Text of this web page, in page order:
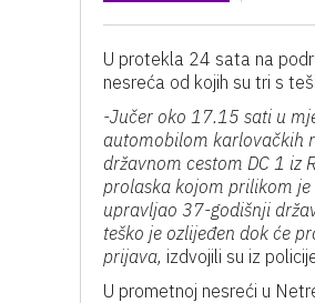
U protekla 24 sata na
nesreća od kojih su tri s
-Jučer oko 17.15 sati u
automobilom karlovačkih
državnom cestom DC 1 iz
prolaska kojom prilikom
upravljao 37-godišnji
teško je ozlijeđen dok će
prijava, izdvojili su iz
U prometnoj nesreći u